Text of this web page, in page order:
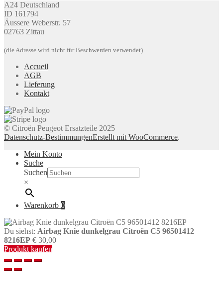
A24 Deutschland
ID 161794
Äussere Weberstr. 57
02763 Zittau
(die Adresse wird nicht für Beschwerden verwendet)
Accueil
AGB
Lieferung
Kontakt
© Citroën Peugeot Ersatzteile 2025
Datenschutz-BestimmungenErstellt mit WooCommerce.
Mein Konto
Suche
Suchen
×
Warenkorb 0
Du siehst: Airbag Knie dunkelgrau Citroën C5 96501412
8216EP € 30,00
Produkt kaufen